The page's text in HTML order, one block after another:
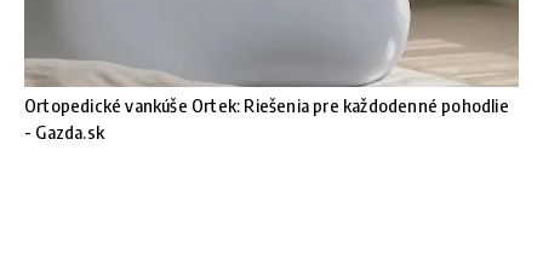
Ortopedické vankúše Ortek: Riešenia pre každodenné pohodlie
- Gazda.sk